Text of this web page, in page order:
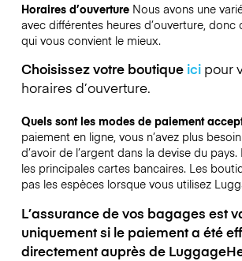
Horaires d’ouverture Nous avons une
avec différentes heures d’ouverture, donc
qui vous convient le mieux.
Choisissez votre boutique icipour
horaires d’ouverture.
Quels sont les modes de paiement
paiement en ligne, vous n’avez plus
d’avoir de l’argent dans la devise du
les principales cartes bancaires. Les
pas les espèces lorsque vous utilisez
L’assurance de vos bagages est
uniquement si le paiement a été
directement auprès de